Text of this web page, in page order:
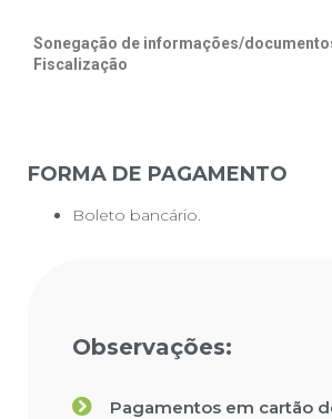
Sonegação de informações/
Fiscalização
FORMA DE PAGAMENTO
Boleto bancário.
Observações:
Pagamentos em cartão